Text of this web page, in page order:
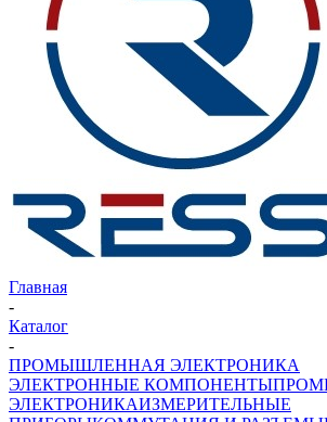
Главная
-
Каталог
-
ПРОМЫШЛЕННАЯ ЭЛЕКТРОНИКА
ЭЛЕКТРОННЫЕ КОМПОНЕНТЫ
ЭЛЕКТРОНИКАИЗМЕРИТЕЛЬНЫЕ